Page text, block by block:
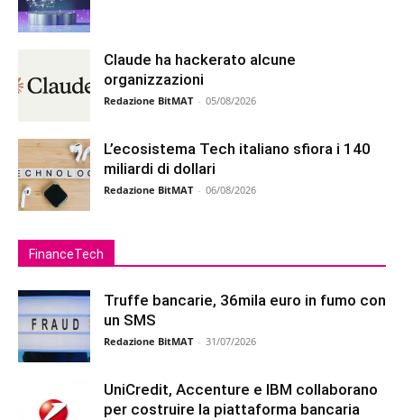
Claude ha hackerato alcune
organizzazioni
Redazione BitMAT - 05/08/2026
L’ecosistema Tech italiano sfiora i 140
miliardi di dollari
Redazione BitMAT - 06/08/2026
FinanceTech
Truffe bancarie, 36mila euro in fumo con
un SMS
Redazione BitMAT - 31/07/2026
UniCredit, Accenture e IBM collaborano
per costruire la piattaforma bancaria